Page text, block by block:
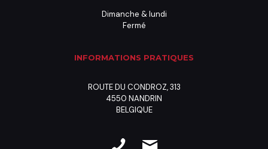
Dimanche & lundi
Fermé
INFORMATIONS PRATIQUES
ROUTE DU CONDROZ, 313
4550 NANDRIN
BELGIQUE